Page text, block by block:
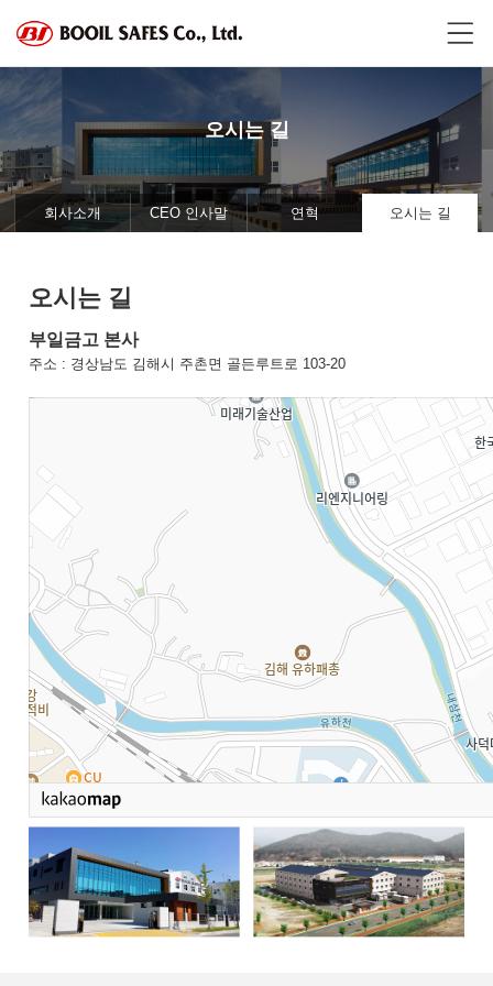
오시는 길
회사소개 CEO 인사말 연혁 오시는 길
오시는 길
부일금고 본사
주소 : 경상남도 김해시 주촌면 골든루트로 103-20